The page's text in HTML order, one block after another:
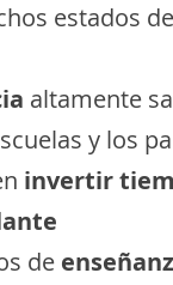
estados
altamente
y los
invertir
de